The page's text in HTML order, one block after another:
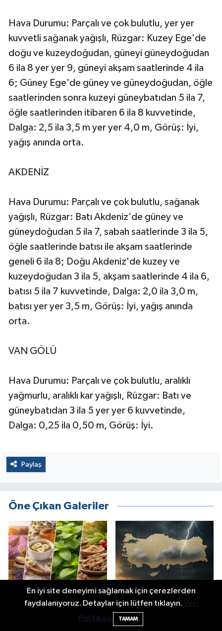
Hava Durumu: Parçalı ve çok bulutlu, yer yer
kuvvetli sağanak yağışlı, Rüzgar: Kuzey Ege'de
doğu ve kuzeydoğudan, güneyi güneydoğudan
6 ila 8 yer yer 9, güneyi akşam saatlerinde 4 ila
6; Güney Ege'de güney ve güneydoğudan, öğle
saatlerinden sonra kuzeyi güneybatıdan 5 ila 7,
öğle saatlerinden itibaren 6 ila 8 kuvvetinde,
Dalga: 2,5 ila 3,5 m yer yer 4,0 m, Görüş: İyi,
yağış anında orta.
AKDENİZ
Hava Durumu: Parçalı ve çok bulutlu, sağanak
yağışlı, Rüzgar: Batı Akdeniz'de güney ve
güneydoğudan 5 ila 7, sabah saatlerinde 3 ila 5,
öğle saatlerinde batısı ile akşam saatlerinde
geneli 6 ila 8; Doğu Akdeniz'de kuzey ve
kuzeydoğudan 3 ila 5, akşam saatlerinde 4 ila 6,
batısı 5 ila 7 kuvvetinde, Dalga: 2,0 ila 3,0 m,
batısı yer yer 3,5 m, Görüş: İyi, yağış anında
orta.
VAN GÖLÜ
Hava Durumu: Parçalı ve çok bulutlu, aralıklı
yağmurlu, aralıklı kar yağışlı, Rüzgar: Batı ve
güneybatıdan 3 ila 5 yer yer 6 kuvvetinde,
Dalga: 0,25 ila 0,50 m, Görüş: İyi.
Paylaş
Öne Çıkan Galeriler
Etkileri: Hangisi Ne İşe
Yarıyor?
Meteoroloji "O" Saat
Aralığını İşaret Etti
En iyi site deneyimi sağlamak için çerezlerden
faydalanıyoruz. Detaylar için lütfen tıklayın. Veri
Politikası
TAMAM